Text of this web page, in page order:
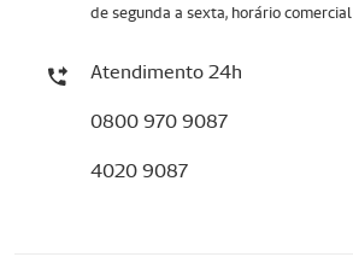
de segunda a sexta, horário comercial
Atendimento 24h
0800 970 9087
4020 9087